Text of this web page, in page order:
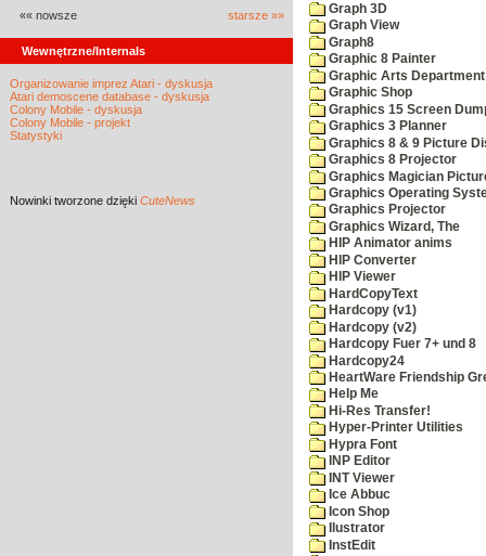
«« nowsze starsze »»
Wewnętrzne/Internals
Organizowanie imprez Atari - dyskusja
Atari demoscene database - dyskusja
Colony Mobile - dyskusja
Colony Mobile - projekt
Statystyki
Nowinki tworzone dzięki CuteNews
Graph 3D
Graph View
Graph8
Graphic 8 Painter
Graphic Arts Department
Graphic Shop
Graphics 15 Screen
Graphics 3 Planner
Graphics 8 & 9 Picture
Graphics 8 Projector
Graphics Magician
Graphics Operating
Graphics Projector
Graphics Wizard, The
HIP Animator anims
HIP Converter
HIP Viewer
HardCopyText
Hardcopy (v1)
Hardcopy (v2)
Hardcopy Fuer 7+ und 8
Hardcopy24
HeartWare Friendship
Help Me
Hi-Res Transfer!
Hyper-Printer Utilities
Hypra Font
INP Editor
INT Viewer
Ice Abbuc
Icon Shop
Ilustrator
InstEdit